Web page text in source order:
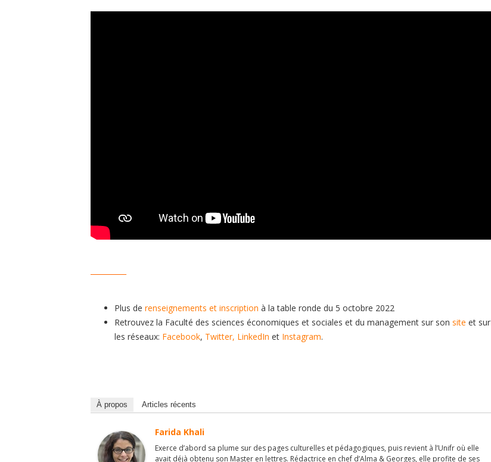
Plus de renseignements et inscription à la table ronde du 5 octobre 2022
Retrouvez la Faculté des sciences économiques et sociales et du management sur son site et sur
les réseaux: Facebook, Twitter, LinkedIn et Instagram.
À propos Articles récents
Farida Khali
Exerce d’abord sa plume sur des pages culturelles et pédagogiques, puis revient à l’Unifr où elle
avait déjà obtenu son Master en lettres. Rédactrice en chef d’Alma & Georges, elle profite de ses